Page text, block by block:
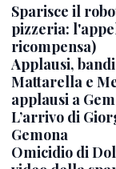
Sparisce il
pizzeria:
ricompensa)
Applausi,
Mattarella e
applausi a
L’arrivo di
Gemona
Omicidio di